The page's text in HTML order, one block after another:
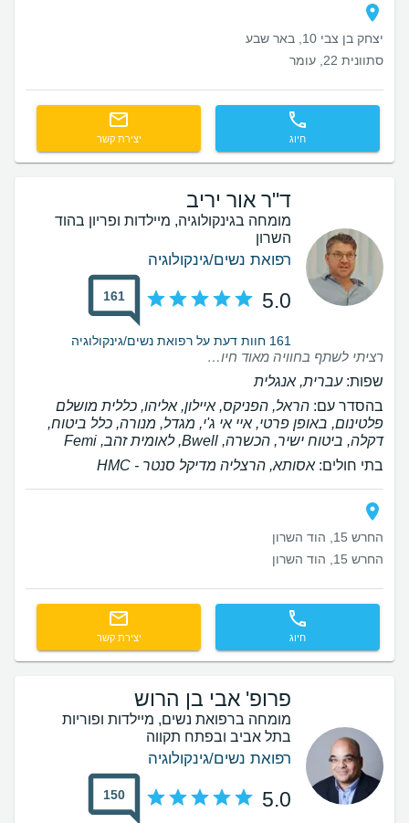
יצחק בן צבי 10, באר שבע
סתוונית 22, עומר
חיוג יצירת קשר
ד"ר אור יריב
מומחה בגינקולוגיה, מיילדות ופריון בהוד
השרון
רפואת נשים/גינקולוגיה
5.0
161
161 חוות דעת על רפואת נשים/גינקולוגיה
רציתי לשתף בחוויה מאוד חיובית שהייתה לי אצל ד”ר אור יריב במהלך בדיקת הסונוגרפיה. הוא היה מקצועי, סבלני ומאוד נעים לאורך כל הבדיקה. הסביר בצורה ברורה על כל צעד שהוא עומד לבצע, דאג לוודא שאני מרגישה בנוח ושאל כל הזמן אם אני בסדר. הגישה הרגישה והאכפתית שלו הפכה את החוויה להרבה יותר רגועה ונעימה. הרגשתי שאני בידיים טובות ומקצועיות. ממליצה בחום!
שפות:עברית, אנגלית
בהסדר עם: הראל, הפניקס, איילון, אליהו, כללית מושלם
פלטינום, באופן פרטי, איי אי ג'י, מגדל, מנורה, כלל ביטוח,
דקלה, ביטוח ישיר, הכשרה, Bwell, לאומית זהב, Femi
בתי חולים:אסותא, הרצליה מדיקל סנטר - HMC
החרש 15, הוד השרון
החרש 15, הוד השרון
חיוג יצירת קשר
פרופ' אבי בן הרוש
מומחה ברפואת נשים, מיילדות ופוריות
בתל אביב ובפתח תקווה
רפואת נשים/גינקולוגיה
5.0
150